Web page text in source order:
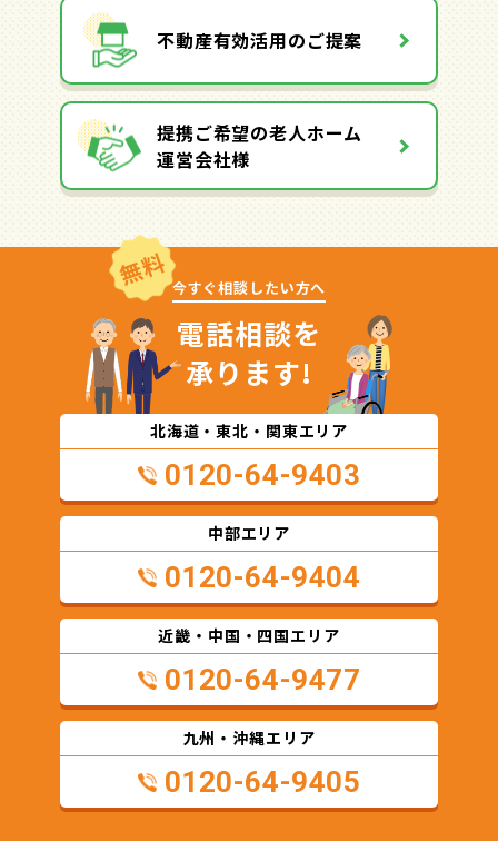
不動産有効活用のご提案
提携ご希望の老人ホーム
運営会社様
無料 今すぐ相談したい方へ
電話相談を
承ります!
北海道・東北・関東エリア
0120-64-9403
中部エリア
0120-64-9404
近畿・中国・四国エリア
0120-64-9477
九州・沖縄エリア
0120-64-9405